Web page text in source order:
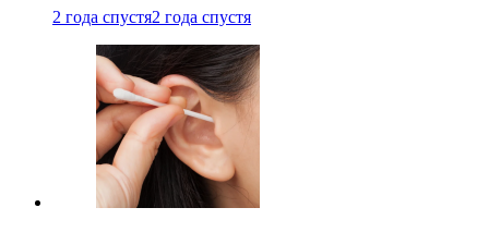
2 года спустя2 года спустя